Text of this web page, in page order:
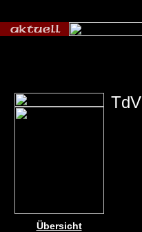
Übersicht
TdV